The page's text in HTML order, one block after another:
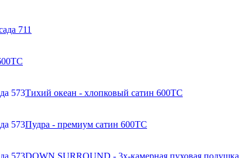
711
Тихий океан - хлопковый сатин 600ТС
Пудра - премиум сатин 600ТС
DOWN SURROUND - 3х-камерная пуховая подушка